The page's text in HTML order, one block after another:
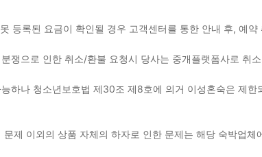
등록된 요금이 확인될 경우 고객센터를 통한 안내 후, 예
쟁으로 인한 취소/환불 요청시 당사는 중개플랫폼사로 취
하나 청소년보호법 제30조 제8호에 의거 이성혼숙은 제
제 이외의 상품 자체의 하자로 인한 문제는 해당 숙박업체